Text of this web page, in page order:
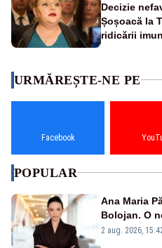
Decizie
Șoșoacă la
ridicării
URMĂREȘTE-NE PE
Facebook
POPULAR
Ana Maria
Bolojan. O
emisiunii
2 aug. 2026,